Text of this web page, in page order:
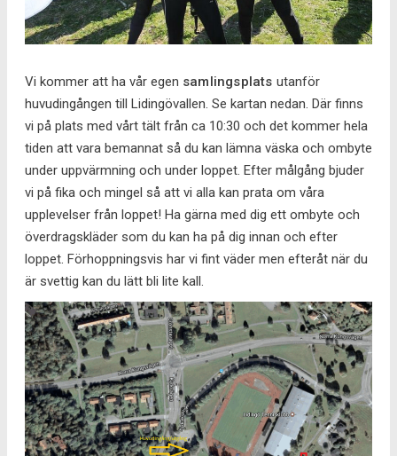
Vi kommer att ha vår egen samlingsplats utanför
huvudingången till Lidingövallen. Se kartan nedan. Där finns
vi på plats med vårt tält från ca 10:30 och det kommer hela
tiden att vara bemannat så du kan lämna väska och ombyte
under uppvärmning och under loppet. Efter målgång bjuder
vi på fika och mingel så att vi alla kan prata om våra
upplevelser från loppet! Ha gärna med dig ett ombyte och
överdragskläder som du kan ha på dig innan och efter
loppet. Förhoppningsvis har vi fint väder men efteråt när du
är svettig kan du lätt bli lite kall.